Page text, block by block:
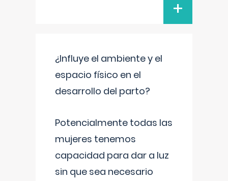
+
¿Influye el ambiente y el
espacio físico en el
desarrollo del parto?
Potencialmente todas las
mujeres tenemos
capacidad para dar a luz
sin que sea necesario